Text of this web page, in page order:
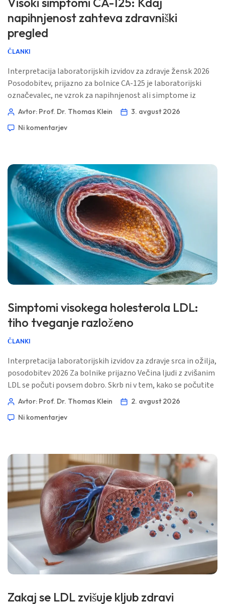
napihnjenost zahteva zdravniški
pregled
ČLANKI
Interpretacija laboratorijskih izvidov za zdravje žensk 2026
Posodobitev, prijazno za bolnice CA-125 je laboratorijski
označevalec, ne vzrok za napihnjenost ali simptome iz
medenice. Ključno vprašanje je, ali vztrajen vzorec
📖 ~11 minut 📅 3. avgust 2026 📝 Objavljeno: 3. avgust 2026
Avtor: Prof. Dr. Thomas Klein
3. avgust 2026
Ni komentarjev
Simptomi visokega holesterola LDL:
tiho tveganje razloženo
ČLANKI
Interpretacija laboratorijskih izvidov za zdravje srca in ožilja,
posodobitev 2026 Za bolnike prijazno Večina ljudi z zvišanim
LDL se počuti povsem dobro. Skrb ni v tem, kako se počutite
danes, temveč v tihem kopičenju delcev, ki vsebujejo
avgust 2026 📝 Objavljeno: 2. avgust 2026 🩺 Medicinsko
Avtor: Prof. Dr. Thomas Klein
2. avgust 2026
Ni komentarjev
Zakaj se LDL zvišuje kljub zdravi